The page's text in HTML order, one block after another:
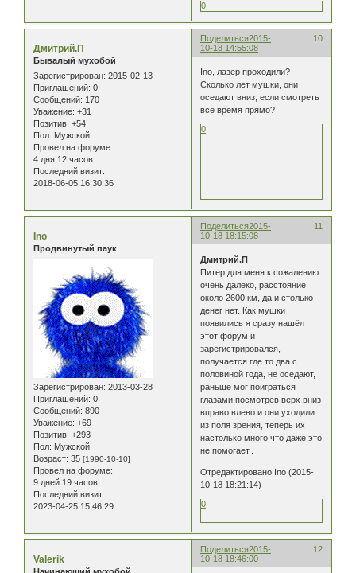
0
Поделиться 10
2015-
10-18 14:55:08
Дмитрий.П
Бывалый мухобой
Зарегистрирован: 2015-02-13
Приглашений: 0
Сообщений: 170
Уважение: +31
Позитив: +54
Пол: Мужской
Провел на форуме:
4 дня 12 часов
Последний визит:
2018-06-05 16:30:36
Ino, лазер проходили?
Сколько лет мушки, они
оседают вниз, если смотреть
все время прямо?
0
Поделиться 11
2015-
10-18 18:15:08
Ino
Продвинутый паук
Зарегистрирован: 2013-03-28
Приглашений: 0
Сообщений: 890
Уважение: +69
Позитив: +293
Пол: Мужской
Возраст: 35 [1990-10-10]
Провел на форуме:
9 дней 19 часов
Последний визит:
2023-04-25 15:46:29
Дмитрий.П
Питер для меня к сожалению
очень далеко, расстояние
около 2600 км, да и столько
денег нет. Как мушки
появились я сразу нашёл
этот форум и
зарегистрировался,
получается где то два с
половиной года, не оседают,
раньше мог поиграться
глазами посмотрев верх вниз
вправо влево и они уходили
из поля зрения, теперь их
настолько много что даже это
не помогает..
Отредактировано Ino (2015-
10-18 18:21:14)
0
Поделиться 12
2015-
10-18 18:46:00
Valerik